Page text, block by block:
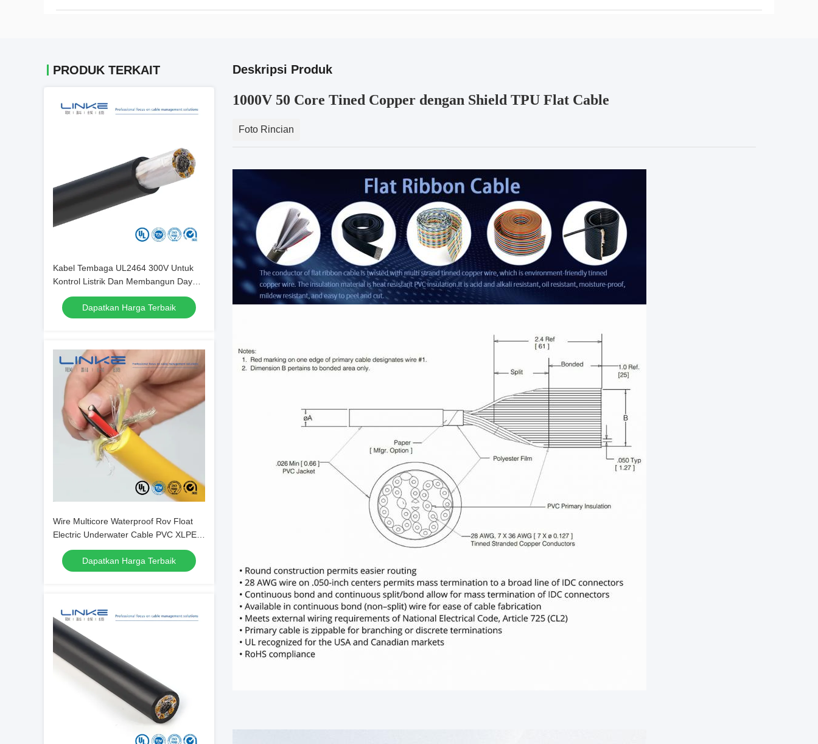
PRODUK TERKAIT
Kabel Tembaga UL2464 300V Untuk
Kontrol Listrik Dan Membangun Daya
Kawat Multi Core
Dapatkan Harga Terbaik
Wire Multicore Waterproof Rov Float
Electric Underwater Cable PVC XLPE
PE PP untuk Subsea
Dapatkan Harga Terbaik
Deskripsi Produk
1000V 50 Core Tined Copper dengan Shield TPU Flat Cable
Foto Rincian